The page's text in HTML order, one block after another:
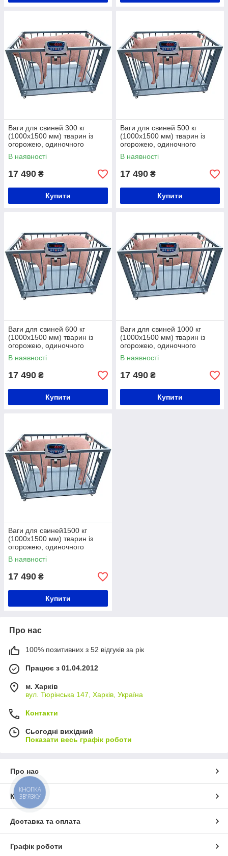
Ваги для свиней 300 кг
(1000x1500 мм) тварин із
огорожею, одиночного
зважування
В наявності
17 490 ₴
Купити
Ваги для свиней 500 кг
(1000x1500 мм) тварин із
огорожею, одиночного
зважування
В наявності
17 490 ₴
Купити
Ваги для свиней 600 кг
(1000x1500 мм) тварин із
огорожею, одиночного
зважування
В наявності
17 490 ₴
Купити
Ваги для свиней 1000 кг
(1000x1500 мм) тварин із
огорожею, одиночного
зважування
В наявності
17 490 ₴
Купити
Ваги для свиней1500 кг
(1000x1500 мм) тварин із
огорожею, одиночного
зважування
В наявності
17 490 ₴
Купити
Про нас
100% позитивних з 52 відгуків за рік
Працює з 01.04.2012
м. Харків
вул. Тюрінська 147, Харків, Україна
Контакти
Сьогодні вихідний
Показати весь графік роботи
Про нас
Контакти
Доставка та оплата
Графік роботи
КНОПКА
ЗВ'ЯЗКУ